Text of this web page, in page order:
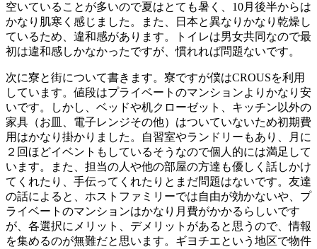
空いていることが多いので夏はとても暑く、10月後半からは
かなり肌寒く感じました。また、日本と異なりかなり乾燥し
ているため、違和感があります。トイレは男女共同なので最
初は違和感しかなかったですが、慣れれば問題ないです。
次に寮と街について書きます。寮ですが僕はCROUSを利用
しています。値段はプライベートのマンションよりかなり安
いです。しかし、ベッドや机クローゼット、キッチン以外の
家具（お皿、電子レンジその他）はついていないため初期費
用はかなり掛かりました。自習室やランドリーもあり、月に
２回ほどイベントもしているそうなので個人的には満足して
います。また、担当の人や他の部屋の方達も優しく話しかけ
てくれたり、手伝ってくれたりとまだ問題はないです。友達
の話によると、ホストファミリーでは自由が効かないや、プ
ライベートのマンションはかなり月費がかかるらしいです
が、各選択にメリット、デメリットがあると思うので、情報
を集めるのが無難だと思います。ギヨチエという地区で物件